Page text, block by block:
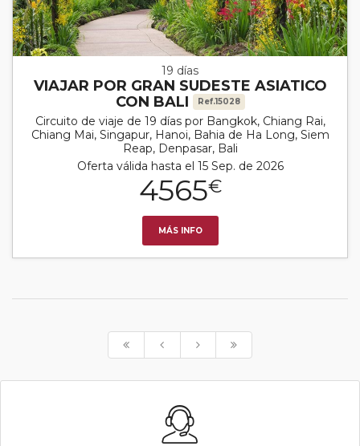
19 días
VIAJAR POR GRAN SUDESTE ASIATICO
CON BALI
Ref.15028
Circuito de viaje de 19 días por Bangkok, Chiang Rai,
Chiang Mai, Singapur, Hanoi, Bahia de Ha Long, Siem
Reap, Denpasar, Bali
Oferta válida hasta el 15 Sep. de 2026
4565€
MÁS INFO